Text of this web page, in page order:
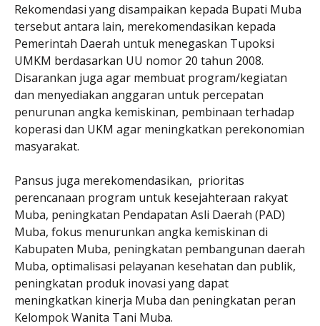
Rekomendasi yang disampaikan kepada Bupati Muba
tersebut antara lain, merekomendasikan kepada
Pemerintah Daerah untuk menegaskan Tupoksi
UMKM berdasarkan UU nomor 20 tahun 2008.
Disarankan juga agar membuat program/kegiatan
dan menyediakan anggaran untuk percepatan
penurunan angka kemiskinan, pembinaan terhadap
koperasi dan UKM agar meningkatkan perekonomian
masyarakat.
Pansus juga merekomendasikan, prioritas
perencanaan program untuk kesejahteraan rakyat
Muba, peningkatan Pendapatan Asli Daerah (PAD)
Muba, fokus menurunkan angka kemiskinan di
Kabupaten Muba, peningkatan pembangunan daerah
Muba, optimalisasi pelayanan kesehatan dan publik,
peningkatan produk inovasi yang dapat
meningkatkan kinerja Muba dan peningkatan peran
Kelompok Wanita Tani Muba.